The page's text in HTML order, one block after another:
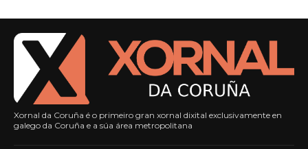
Xornal da Coruña é o primeiro gran xornal dixital exclusivamente en
galego da Coruña e a súa área metropolitana